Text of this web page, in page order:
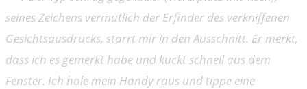
seines Zeichens vermutlich der Erfinder des verkniffenen
Gesichtsausdrucks, starrt mir in den Ausschnitt. Er merkt,
dass ich es gemerkt habe und kuckt schnell aus dem
Fenster. Ich hole mein Handy raus und tippe eine